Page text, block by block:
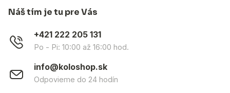
Náš tím je tu pre Vás
+421 222 205 131
Po - Pi: 10:00 až 16:00 hod.
info@koloshop.sk
Odpovieme do 24 hodín